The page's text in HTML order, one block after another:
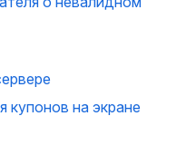
купонов на экране